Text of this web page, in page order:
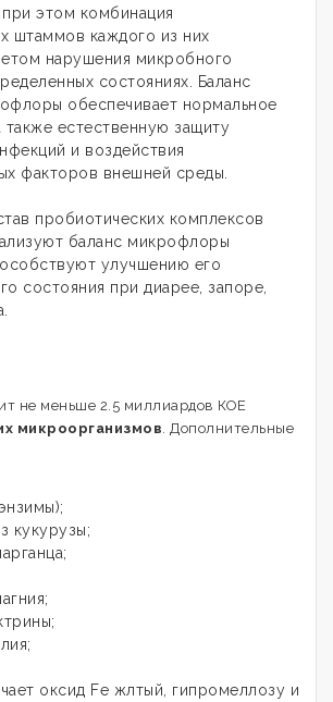
этом комбинация
штаммов каждого из них
нарушения микробного
состояниях. Баланс
обеспечивает нормальное
также естественную защиту
и воздействия
факторов внешней среды.
пробиотических комплексов
баланс микрофлоры
улучшению его
состояния при диарее, запоре,
не меньше 2.5 миллиардов КОЕ
микроорганизмов . Дополнительные
кукурузы;
оксид Fe жлтый, гипромеллозу и